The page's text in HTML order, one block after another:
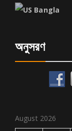
অনুসরণ
August 2026